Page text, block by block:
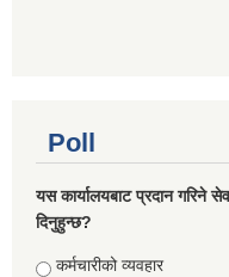
Poll
यस कार्यालयबाट प्रदान गरिने
दिनुहुन्छ?
Choices
कर्मचारीको व्यवहार